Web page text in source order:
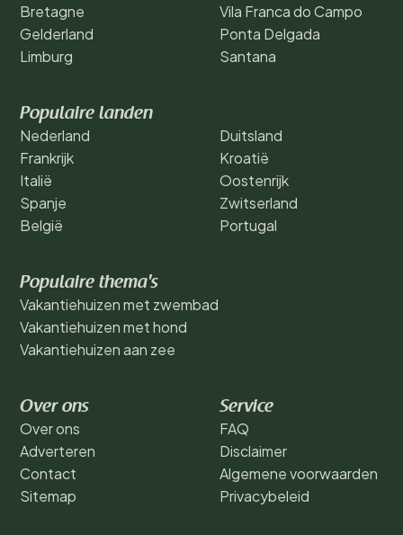
Bretagne
Gelderland
Limburg
Vila Franca do Campo
Ponta Delgada
Santana
Populaire landen
Nederland
Frankrijk
Italië
Spanje
België
Duitsland
Kroatië
Oostenrijk
Zwitserland
Portugal
Populaire thema's
Vakantiehuizen met zwembad
Vakantiehuizen met hond
Vakantiehuizen aan zee
Over ons
Over ons
Adverteren
Contact
Sitemap
Service
FAQ
Disclaimer
Algemene voorwaarden
Privacybeleid